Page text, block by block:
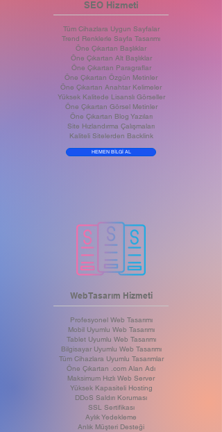
SEO Hizmeti
Tüm Cihazlara Uygun Sayfalar
Trend Renklerle Sayfa Tasarımı
Öne Çıkartan Başlıklar
Öne Çıkartan Alt Başlıklar
Öne Çıkartan Paragraflar
Öne Çıkartan Özgün Metinler
Öne Çıkartan Anahtar Kelimeler
Yüksek Kalitede Lisanslı Görseller
Öne Çıkartan Görsel Metinler
Öne Çıkartan Blog Yazıları
Site Hızlandırma Çalışmaları
Kaliteli Sitelerden Backlink
HEMEN BİLGİ AL
Web Tasarım Hizmeti
Profesyonel Web Tasarımı
Mobil Uyumlu Web Tasarımı
Tablet Uyumlu Web Tasarımı
Bilgisayar Uyumlu Web Tasarımı
Tüm Cihazlara Uyumlu Tasarımlar
Öne Çıkartan .com Alan Adı
Maksimum Hızlı Web Server
Yüksek Kapasiteli Hosting
DDoS Saldırı Koruması
SSL Sertifikası
Aylık Yedekleme
Anlık Müşteri Desteği